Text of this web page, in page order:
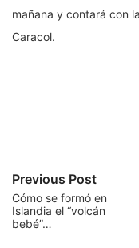
mañana y contará con
Caracol.
Previous Post
Cómo se formó en
Islandia el “volcán
bebé”…